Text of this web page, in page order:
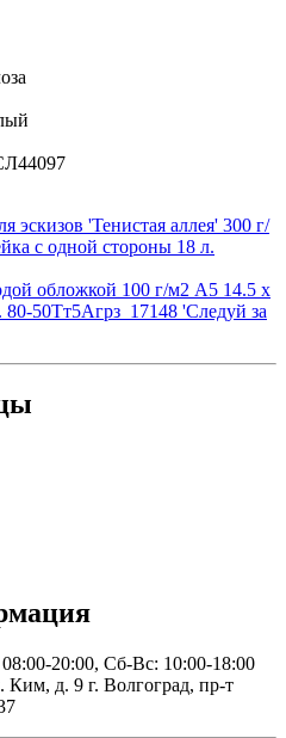
'Тенистая аллея' 300 г/
с одной стороны 18 л.
обложкой 100 г/м2 A5 14.5 х
50Тт5Aгрз_17148 'Следуй за
20:00, Сб-Вс: 10:00-18:00
Ким, д. 9 г. Волгоград, пр-т